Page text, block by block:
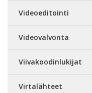
Videoeditointi
Videovalvonta
Viivakoodinlukijat
Virtalähteet